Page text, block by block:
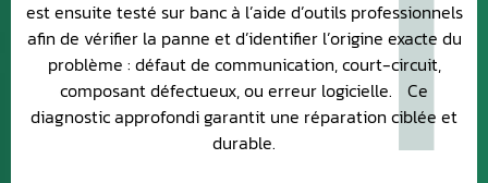
est ensuite testé sur banc à l’aide d’outils professionnels
afin de vérifier la panne et d’identifier l’origine exacte du
problème : défaut de communication, court-circuit,
composant défectueux, ou erreur logicielle. Ce
diagnostic approfondi garantit une réparation ciblée et
durable.